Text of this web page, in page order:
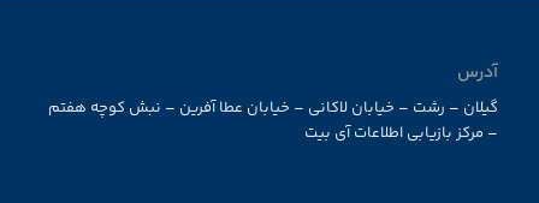
آدرس
گیلان – رشت – خیابان لاکانی – خیابان عطا آفرین – نبش کوچه هفتم
– مرکز بازیابی اطلاعات آی بیت